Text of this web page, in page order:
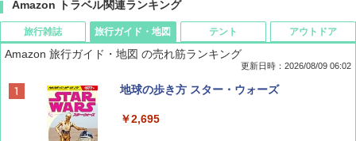
Amazon トラベル関連ランキング
旅行雑誌
BE-PAL(ビ-パル) 2026年 9 月号【特別付録:
旅行ガイド・地図
Amazon 旅行ガイド・地図 の売れ筋ランキング
更新日時：2026/08/09 06:02
地球の歩き方 スター・ウォーズ
￥2,695
テント アウトドア